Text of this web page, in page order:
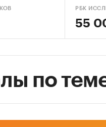
РБК
55
по